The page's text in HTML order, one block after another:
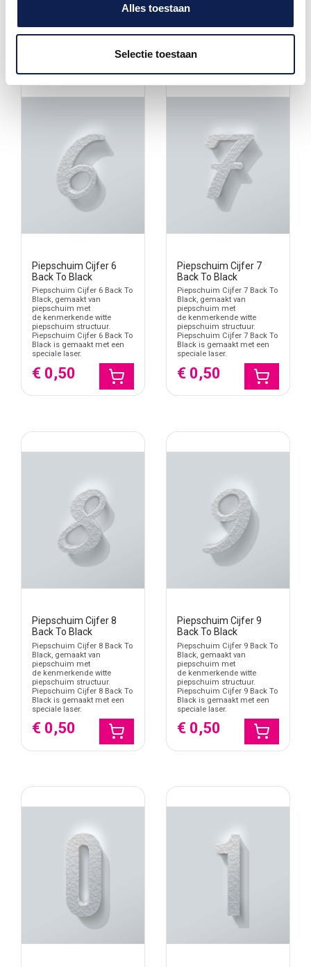
Alles toestaan
Selectie toestaan
Piepschuim Cijfer 6
Back To Black
Piepschuim Cijfer 6 Back To
Black, gemaakt van
piepschuim met
de kenmerkende witte
piepschuim structuur.
Piepschuim Cijfer 6 Back To
Black is gemaakt met een
speciale laser.
€ 0,50
Piepschuim Cijfer 7
Back To Black
Piepschuim Cijfer 7 Back To
Black, gemaakt van
piepschuim met
de kenmerkende witte
piepschuim structuur.
Piepschuim Cijfer 7 Back To
Black is gemaakt met een
speciale laser.
€ 0,50
Piepschuim Cijfer 8
Back To Black
Piepschuim Cijfer 8 Back To
Black, gemaakt van
piepschuim met
de kenmerkende witte
piepschuim structuur.
Piepschuim Cijfer 8 Back To
Black is gemaakt met een
speciale laser.
€ 0,50
Piepschuim Cijfer 9
Back To Black
Piepschuim Cijfer 9 Back To
Black, gemaakt van
piepschuim met
de kenmerkende witte
piepschuim structuur.
Piepschuim Cijfer 9 Back To
Black is gemaakt met een
speciale laser.
€ 0,50